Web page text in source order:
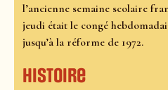
l’ancienne semaine scolaire
jeudi était le congé
jusqu’à la réforme de 1972.
Histoire